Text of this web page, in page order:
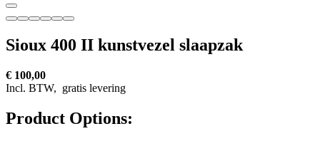
Sioux 400 II kunstvezel slaapzak
€ 100,00
Incl. BTW, gratis levering
Product Options: